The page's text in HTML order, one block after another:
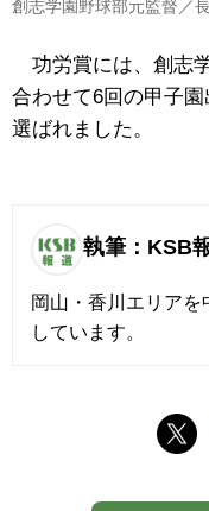
創志学園野球部元監督
功労賞には、創志
合わせて6回の甲子
選ばれました。
執筆：KSB
岡山・香川エリア
しています。